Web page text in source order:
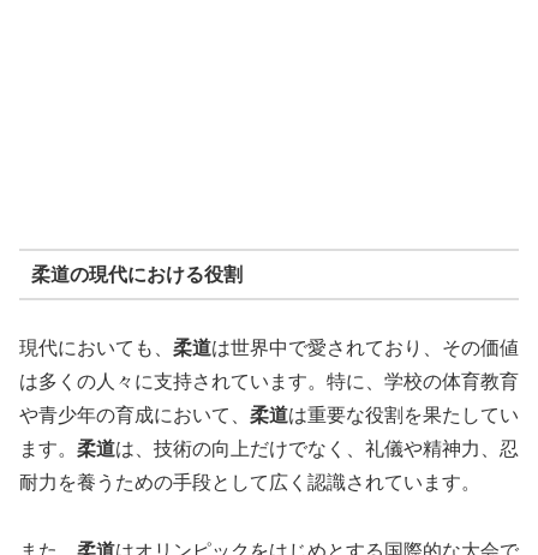
柔道の現代における役割
現代においても、 柔道は世界中で愛されており、その価値
は多くの人々に支持されています。特に、学校の体育教育
や青少年の育成において、 柔道は重要な役割を果たしてい
ます。 柔道は、技術の向上だけでなく、礼儀や精神力、忍
耐力を養うための手段として広く認識されています。
また、 柔道はオリンピックをはじめとする国際的な大会で